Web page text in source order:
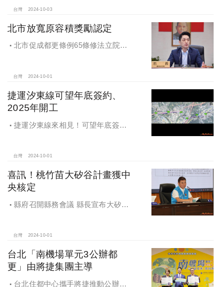
台灣 2024-10-03
北市放寬原容積獎勵認定
北市促成都更條例65條修法立院初
台灣 2024-10-01
捷運汐東線可望年底簽約、
2025年開工
捷運汐東線來相見！可望年底簽約
台灣 2024-10-01
喜訊！桃竹苗大矽谷計畫獲中
央核定
縣府召開縣務會議 縣長宣布大矽谷
台灣 2024-10-01
台北「南機場單元3公辦都
更」由將捷集團主導
台北住都中心攜手將捷推動公辦都